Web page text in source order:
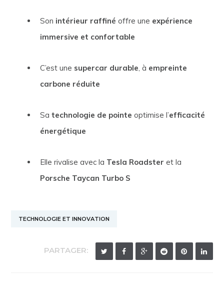
Son intérieur raffiné offre une expérience
immersive et confortable
C’est une supercar durable, à empreinte
carbone réduite
Sa technologie de pointe optimise l’efficacité
énergétique
Elle rivalise avec la Tesla Roadster et la
Porsche Taycan Turbo S
TECHNOLOGIE ET INNOVATION
PARTAGER: